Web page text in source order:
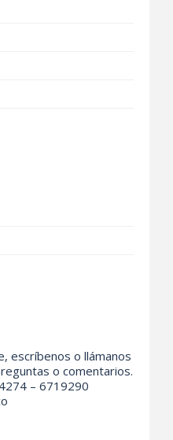
escríbenos o llámanos
o comentarios.
– 6719290